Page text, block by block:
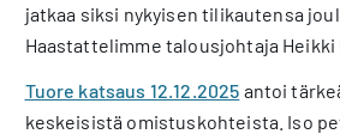
jatkaa siksi nykyisen tilikautensa
Haastattelimme talousjohtaja Heikki
Tuore katsaus 12.12.2025 antoi
keskeisistä omistuskohteista. Iso